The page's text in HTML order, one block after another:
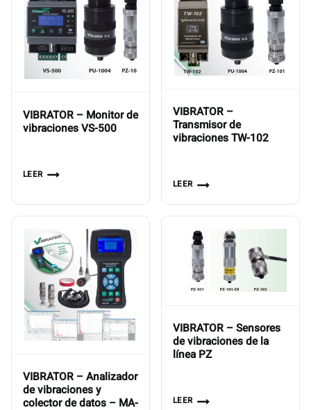
VIBRATOR – Monitor de
vibraciones VS-500
LEER
VIBRATOR –
Transmisor de
vibraciones TW-102
LEER
VIBRATOR – Analizador
de vibraciones y
colector de datos – MA-
VIBRATOR – Sensores
de vibraciones de la
línea PZ
LEER